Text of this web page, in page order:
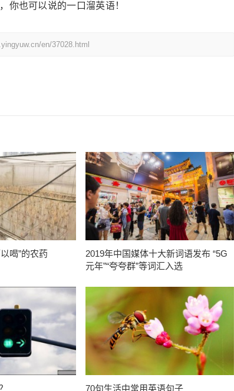
你也可以说的一口溜英语！
en/37028.html
喝”的农药
2019年中国媒体十大新词语发布 “5G
元年”“夸夸群”等词汇入选
70句生活中常用英语句子